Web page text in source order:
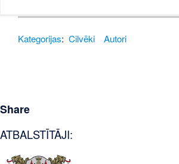
Kategorijas: Cilvēki Autori
Share
ATBALSTĪTĀJI: